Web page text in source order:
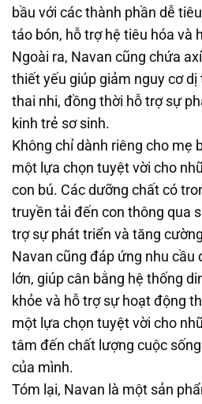
bầu với các thành phần dễ
táo bón, hỗ trợ hệ tiêu hóa và
Ngoài ra, Navan cũng chứa
thiết yếu giúp giảm nguy cơ
thai nhi, đồng thời hỗ trợ sự
kinh trẻ sơ sinh.
Không chỉ dành riêng cho mẹ
một lựa chọn tuyệt vời cho
con bú. Các dưỡng chất có
truyền tải đến con thông qua
trợ sự phát triển và tăng
Navan cũng đáp ứng nhu cầu
lớn, giúp cân bằng hệ thống
khỏe và hỗ trợ sự hoạt động
một lựa chọn tuyệt vời cho
tâm đến chất lượng cuộc
của mình.
Tóm lại, Navan là một sản